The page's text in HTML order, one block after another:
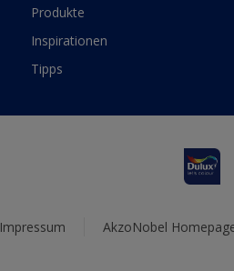
Produkte
Inspirationen
Tipps
Impressum AkzoNobel